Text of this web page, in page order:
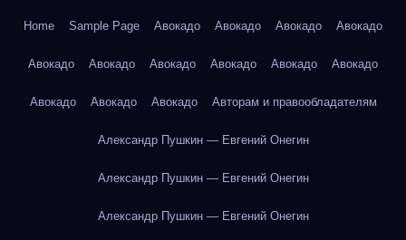
Home Sample Page Авокадо Авокадо Авокадо Авокадо
Авокадо Авокадо Авокадо Авокадо Авокадо Авокадо
Авокадо Авокадо Авокадо Авторам и правообладателям
Александр Пушкин — Евгений Онегин
Александр Пушкин — Евгений Онегин
Александр Пушкин — Евгений Онегин